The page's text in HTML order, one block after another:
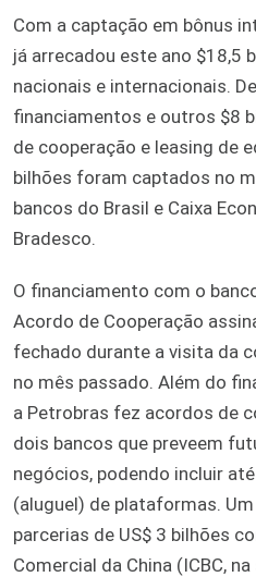
Com a captação em bônus
já arrecadou este ano $18,5
nacionais e internacionais.
financiamentos e outros $8
de cooperação e leasing de
bilhões foram captados no
bancos do Brasil e Caixa
Bradesco.
O financiamento com o
Acordo de Cooperação
fechado durante a visita da
no mês passado. Além do
a Petrobras fez acordos de
dois bancos que preveem
negócios, podendo incluir
(aluguel) de plataformas.
parcerias de US$ 3 bilhões
Comercial da China (ICBC,